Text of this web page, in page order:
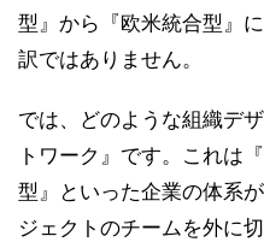
型』から『欧米統合型』
訳ではありません。
では、どのような組織デ
トワーク』です。これは
型』といった企業の体系
ジェクトのチームを外に